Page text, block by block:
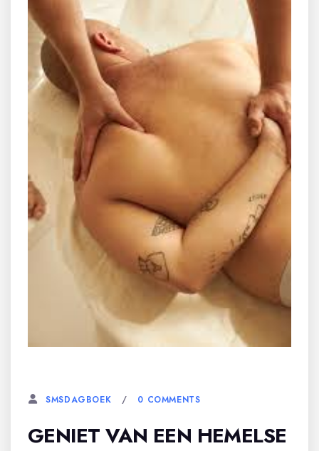
SMSDAGBOEK 0 COMMENTS
GENIET VAN EEN HEMELSE